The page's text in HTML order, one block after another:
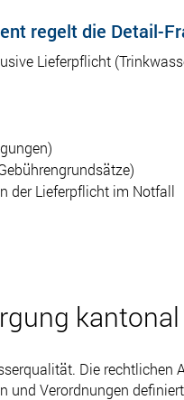
regelt die Detail-
Lieferpflicht
der Lieferpflicht im Notfall
kantonal
Die rechtlichen
und Verordnungen